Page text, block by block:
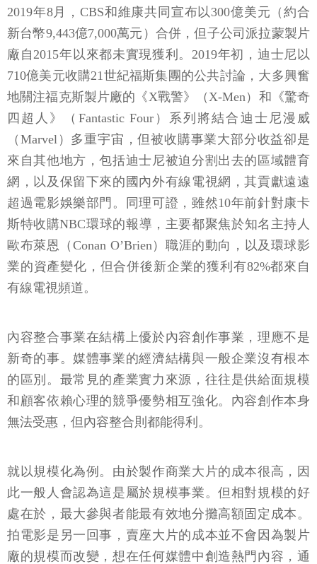
2019年8月，CBS和維康共同宣布以300億美元（約合
新台幣9,443億7,000萬元）合併，但子公司派拉蒙製片
廠自2015年以來都未實現獲利。2019年初，迪士尼以
710億美元收購21世紀福斯集團的公共討論，大多興奮
地關注福克斯製片廠的《X戰警》（X-Men）和《驚奇
四超人》（Fantastic Four）系列將結合迪士尼漫威
（Marvel）多重宇宙，但被收購事業大部分收益卻是
來自其他地方，包括迪士尼被迫分割出去的區域體育
網，以及保留下來的國內外有線電視網，其貢獻遠遠
超過電影娛樂部門。同理可證，雖然10年前針對康卡
斯特收購NBC環球的報導，主要都聚焦於知名主持人
歐布萊恩（Conan O’Brien）職涯的動向，以及環球影
業的資產變化，但合併後新企業的獲利有82%都來自
有線電視頻道。
內容整合事業在結構上優於內容創作事業，理應不是
新奇的事。媒體事業的經濟結構與一般企業沒有根本
的區別。最常見的產業實力來源，往往是供給面規模
和顧客依賴心理的競爭優勢相互強化。內容創作本身
無法受惠，但內容整合則都能得利。
就以規模化為例。由於製作商業大片的成本很高，因
此一般人會認為這是屬於規模事業。但相對規模的好
處在於，最大參與者能最有效地分攤高額固定成本。
拍電影是另一回事，賣座大片的成本並不會因為製片
廠的規模而改變，想在任何媒體中創造熱門內容，通